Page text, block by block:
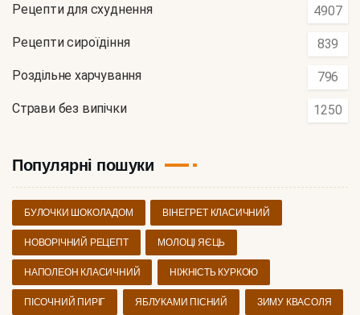
Рецепти для схуднення 4907
Рецепти сироїдіння 839
Роздільне харчування 796
Страви без випічки 1250
Популярні пошуки
БУЛОЧКИ ШОКОЛАДОМ ВІНЕГРЕТ КЛАСИЧНИЙ
НОВОРІЧНИЙ РЕЦЕПТ МОЛОЦІ ЯЄЦЬ
НАПОЛЕОН КЛАСИЧНИЙ НІЖНІСТЬ КУРКОЮ
ПІСОЧНИЙ ПИРІГ ЯБЛУКАМИ ПІСНИЙ ЗИМУ КВАСОЛЯ